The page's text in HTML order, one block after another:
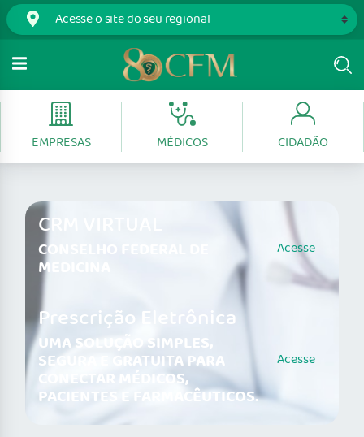
EMPRESAS MÉDICOS CIDADÃO
CRM VIRTUAL
CONSELHO FEDERAL DE
MEDICINA
Acesse
Prescrição Eletrônica
UMA SOLUÇÃO SIMPLES,
SEGURA E GRATUITA PARA
CONECTAR MÉDICOS,
PACIENTES E FARMACÊUTICOS.
Acesse